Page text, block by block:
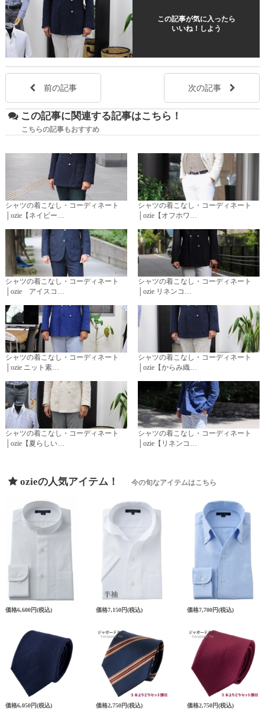
この記事が気に入ったら
いいね！しよう
前の記事 次の記事
この記事に関連する記事はこちら！
こちらの記事もおすすめ
シャツの着こなし・コーディネート
│ozie【ネイビー…
シャツの着こなし・コーディネート
│ozie【オフホワ…
シャツの着こなし・コーディネート
│ozie アイスコ…
シャツの着こなし・コーディネート
│ozie リネンコ…
シャツの着こなし・コーディネート
│ozie ニット素…
シャツの着こなし・コーディネート
│ozie【からみ織…
シャツの着こなし・コーディネート
│ozie【夏らしい…
シャツの着こなし・コーディネート
│ozie【リネンコ…
ozieの人気アイテム！ 今の旬なアイテムはこちら
価格6,600円(税込) 価格7,150円(税込) 価格7,700円(税込)
価格6,050円(税込) 価格2,750円(税込) 価格2,750円(税込)